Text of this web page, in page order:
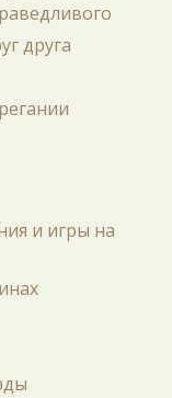
друга
и игры на